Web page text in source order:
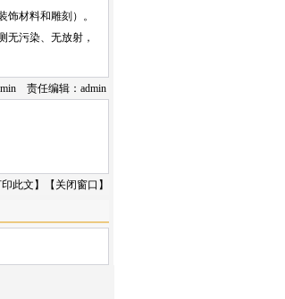
材料和雕刻）。
污染、无放射，
责任编辑：admin
此文 】【 关闭窗口 】